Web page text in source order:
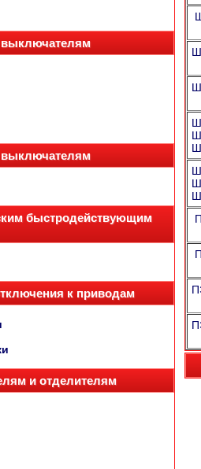
выключателям
быстродействующим
к приводам
и отделителям